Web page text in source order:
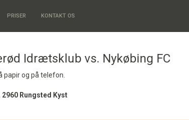
PRISER KONTAKT OS
Idrætsklub vs. Nykøbing FC
papir og på telefon.
Rungsted Kyst